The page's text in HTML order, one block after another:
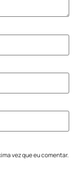
vez que eu comentar.